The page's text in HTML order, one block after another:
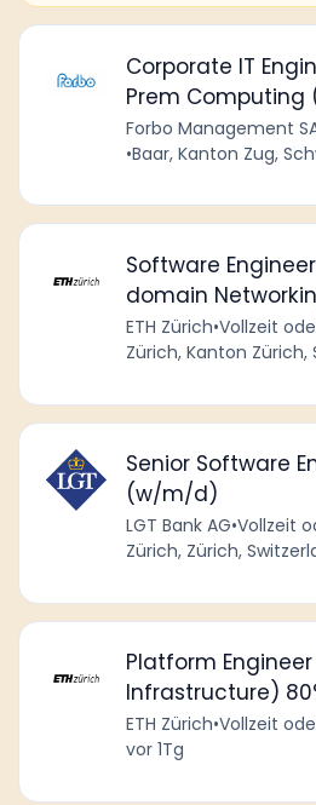
Corporate IT
Prem Computing
Forbo Management
•Baar, Kanton Zug,
Software
domain
ETH Zürich•Vollzeit
Zürich, Kanton Zürich,
Senior Software
(w/m/d)
LGT Bank AG•Vollzeit
Zürich, Zürich,
Platform Engineer
Infrastructure)
ETH Zürich•Vollzeit
vor 1Tg